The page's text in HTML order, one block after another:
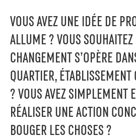
VOUS AVEZ UNE IDÉE DE
ALLUME ? VOUS SOUHAITEZ
CHANGEMENT S’OPÈRE
QUARTIER,
? VOUS AVEZ SIMPLEMENT
RÉALISER UNE ACTION
BOUGER LES CHOSES ?